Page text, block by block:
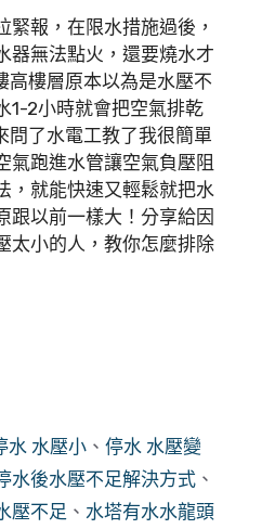
緊報，在限水措施過後，
器無法點火，還要燒水才
高樓層原本以為是水壓不
1-2小時就會把空氣排乾
問了水電工教了我很簡單
氣跑進水管讓空氣負壓阻
，就能快速又輕鬆就把水
跟以前一樣大！分享給因
太小的人，教你怎麼排除
水 水壓小 、停水 水壓變
水後水壓不足解決方式 、
壓不足 、 水塔有水水龍頭